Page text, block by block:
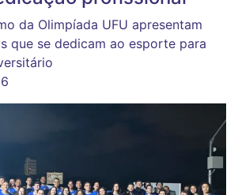
da Olimpíada UFU apresentam
que se dedicam ao esporte para